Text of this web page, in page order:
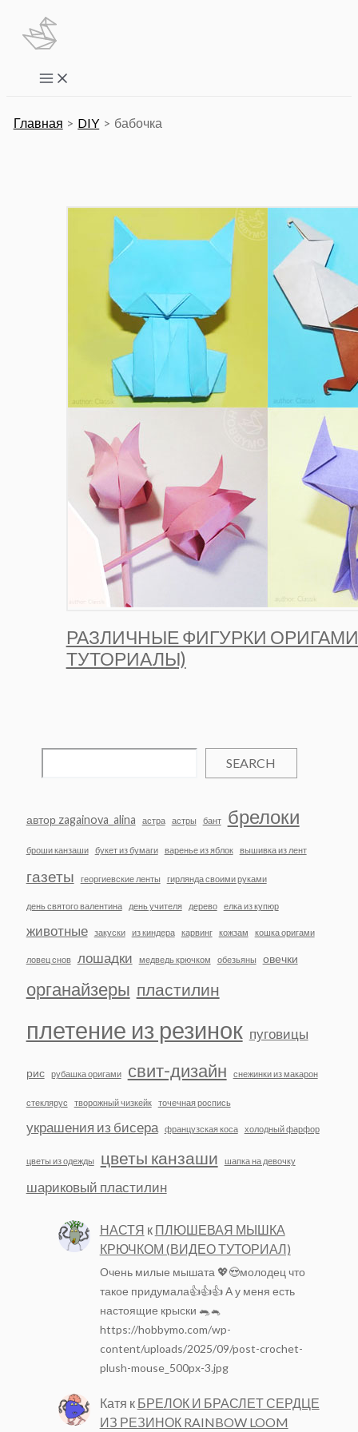
Перейти
содержимому
Main
Menu
Главная DIY бабочка
РАЗЛИЧНЫЕ ФИГУРКИ
ТУТОРИАЛЫ)
SEARCH
автор zagainova_alina астра астры бант брелоки
броши канзаши букет из бумаги варенье из яблок вышивка из лент
газеты георгиевские ленты гирлянда своими руками
день святого валентина день учителя дерево елка из купюр
животные закуски из киндера карвинг кожзам кошка оригами
ловец снов лошадки медведь крючком обезьяны овечки
органайзеры пластилин
плетение из резинок пуговицы
рис рубашка оригами свит-дизайн снежинки из макарон
стеклярус творожный чизкейк точечная роспись
украшения из бисера французская коса холодный фарфор
цветы из одежды цветы канзаши шапка на девочку
шариковый пластилин
НАСТЯ к ПЛЮШЕВАЯ МЫШКА
КРЮЧКОМ (ВИДЕО ТУТОРИАЛ)
Очень милые мышата 💖😍молодец что
такое придумала👍👍👍 А у меня есть
настоящие крыски 🐀🐁
https://hobbymo.com/wp-
content/uploads/2025/09/post-crochet-
plush-mouse_500px-3.jpg
Катя к БРЕЛОК И БРАСЛЕТ СЕРДЦЕ
ИЗ РЕЗИНОК RAINBOW LOOM